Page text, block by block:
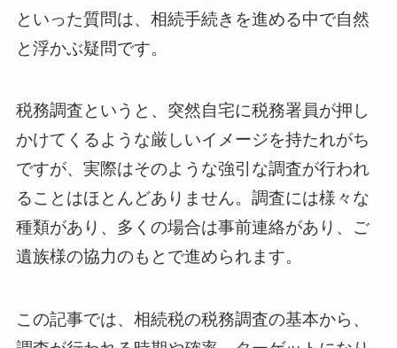
といった質問は、相続手続きを進める中で自然
と浮かぶ疑問です。
税務調査というと、突然自宅に税務署員が押し
かけてくるような厳しいイメージを持たれがち
ですが、実際はそのような強引な調査が行われ
ることはほとんどありません。調査には様々な
種類があり、多くの場合は事前連絡があり、ご
遺族様の協力のもとで進められます。
この記事では、相続税の税務調査の基本から、